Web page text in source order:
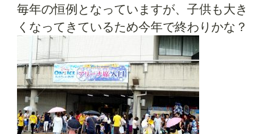
毎年の恒例となっていますが、子供も大き
くなってきているため今年で終わりかな？